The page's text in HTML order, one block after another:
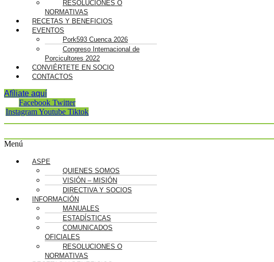
RESOLUCIONES O
NORMATIVAS
RECETAS Y BENEFICIOS
EVENTOS
Pork593 Cuenca 2026
Congreso Internacional de
Porcicultores 2022
CONVIÉRTETE EN SOCIO
CONTACTOS
Afíliate aquí
Facebook Twitter
InstagramYoutube Tiktok
Menú
ASPE
QUIENES SOMOS
VISIÓN – MISIÓN
DIRECTIVA Y SOCIOS
INFORMACIÓN
MANUALES
ESTADÍSTICAS
COMUNICADOS
OFICIALES
RESOLUCIONES O
NORMATIVAS